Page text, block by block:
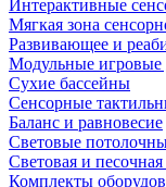
Интерактивные
Мягкая зона
Развивающее и
Модульные игровые
Сухие бассейны
Сенсорные
Баланс и равновесие
Световые
Световая и
Комплекты